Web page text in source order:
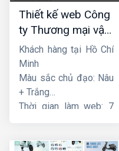
Thiết kế web Công
ty Thương mại vận
tải Song Bằng
Khách hàng tại Hồ Chí
Minh
Màu sắc chủ đạo: Nâu
+ Trắng
Thời gian làm web: 7